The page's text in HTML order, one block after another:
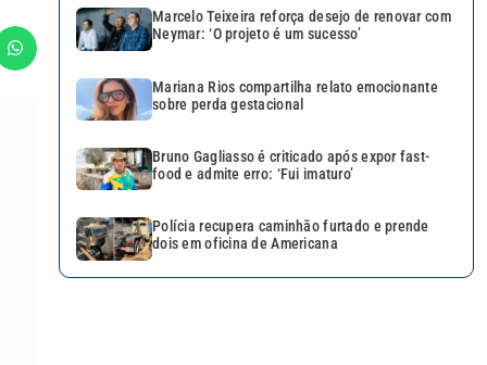
Marcelo Teixeira reforça desejo de renovar com
Neymar: ‘O projeto é um sucesso’
Mariana Rios compartilha relato emocionante
sobre perda gestacional
Bruno Gagliasso é criticado após expor fast-
food e admite erro: ‘Fui imaturo’
Polícia recupera caminhão furtado e prende
dois em oficina de Americana